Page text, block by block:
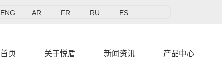
ENG AR FR RU ES
首页 关于悦盾 新闻资讯 产品中心